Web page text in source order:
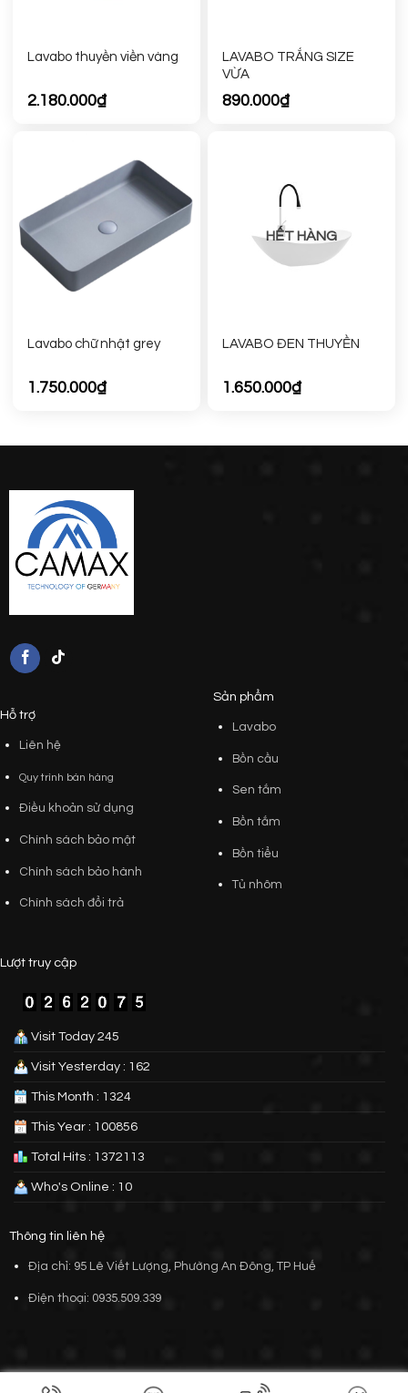
Lavabo thuyền viền vàng
2.180.000₫
LAVABO TRẮNG SIZE
VỪA
890.000₫
Lavabo chữ nhật grey
1.750.000₫
HẾT HÀNG
LAVABO ĐEN THUYỀN
1.650.000₫
Hỗ trợ
Liên hệ
Quy trình bán hàng
Điều khoản sử dụng
Chính sách bảo mật
Chính sách bảo hành
Chính sách đổi trả
Sản phẩm
Lavabo
Bồn cầu
Sen tắm
Bồn tắm
Bồn tiểu
Tủ nhôm
Lượt truy cập
Visit Today 245
Visit Yesterday : 162
This Month : 1324
This Year : 100856
Total Hits : 1372113
Who's Online : 10
Thông tin liên hệ
Địa chỉ: 95 Lê Viết Lượng, Phường An Đông, TP Huế
Điện thoại: 0935.509.339
Thiết kế bởi VIETSKY